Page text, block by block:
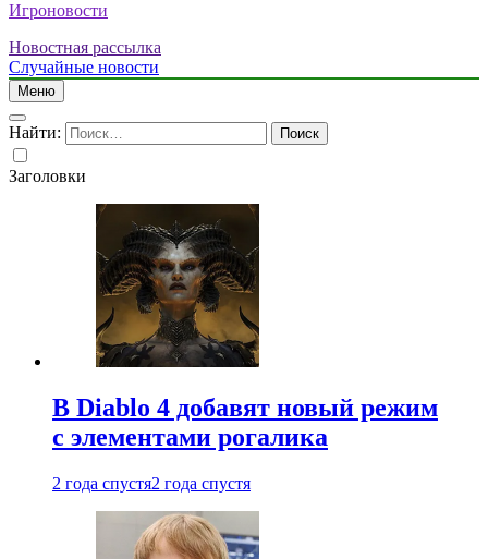
Игроновости
Новостная рассылка
Случайные новости
Меню
Найти:
Заголовки
В Diablo 4 добавят новый режим
с элементами рогалика
2 года спустя2 года спустя